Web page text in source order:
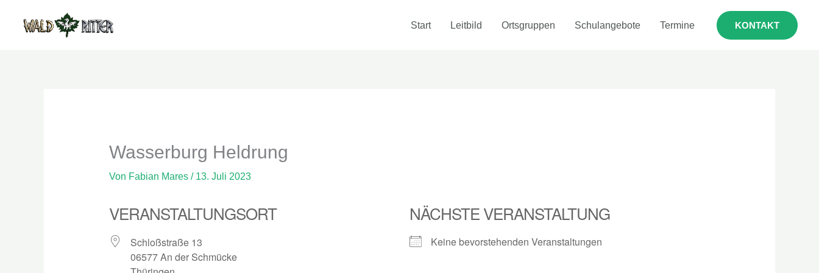
Start Leitbild Ortsgruppen Schulangebote Termine KONTAKT
Wasserburg Heldrung
Von Fabian Mares / 13. Juli 2023
VERANSTALTUNGSORT
Schloßstraße 13
06577 An der Schmücke
NÄCHSTE VERANSTALTUNG
Keine bevorstehenden Veranstaltungen